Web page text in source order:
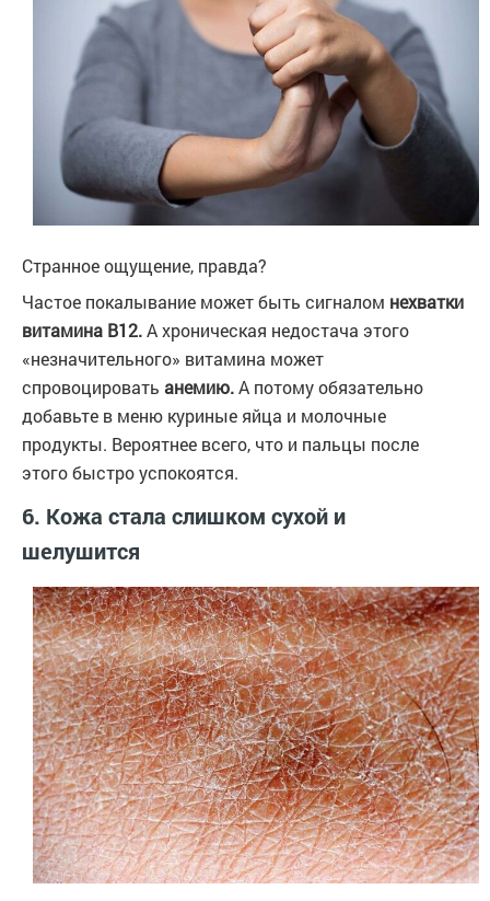
Странное ощущение, правда?
Частое покалывание может быть сигналом нехватки
витамина B12.А хроническая недостача этого
«незначительного» витамина может
спровоцировать анемию.А потому обязательно
добавьте в меню куриные яйца и молочные
продукты. Вероятнее всего, что и пальцы после
этого быстро успокоятся.
6. Кожа стала слишком сухой и
шелушится